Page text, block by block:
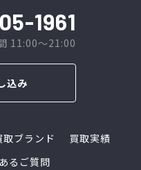
1961
11:00～21:00
込み
取ブランド
買取実績
るご質問